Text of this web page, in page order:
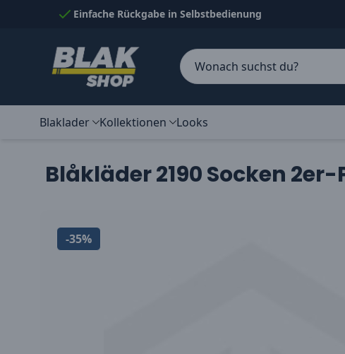
Skip to ContentEinfache Rückgabe in Selbstbedienung
Blaklader Kollektionen Looks
Blåkläder 2190 Socken 2er-
-35%